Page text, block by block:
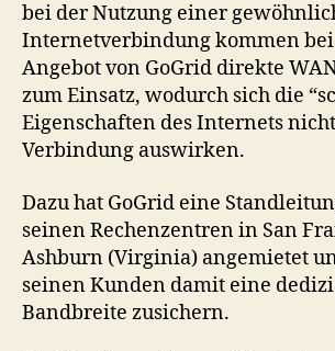
bei der Nutzung einer
Internetverbindung kommen
Angebot von GoGrid direkte
zum Einsatz, wodurch sich die
Eigenschaften des Internets
Verbindung auswirken.
Dazu hat GoGrid eine
seinen Rechenzentren in San
Ashburn (Virginia) angemietet
seinen Kunden damit eine
Bandbreite zusichern.